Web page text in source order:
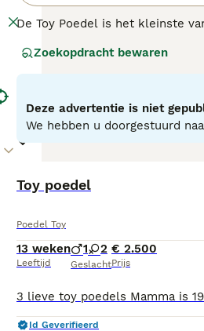
De Toy Poedel is het kleinste
met hun hoge intelligentie,
Lees onze Poedel Toy
Zoekopdracht bewaren
Deze advertentie is niet
We hebben u doorgestuurd
Toy poedel
Poedel Toy
13 weken
Leeftijd
1 2
Geslacht
€ 2.500
Prijs
Id Geverifieerd